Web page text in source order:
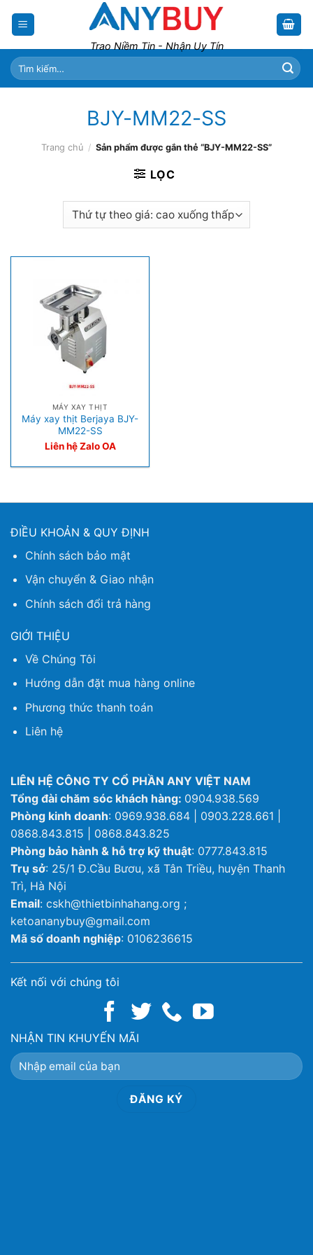
Trao Niềm Tin - Nhận Uy Tín
Tìm
kiếm:
BJY-MM22-SS
Trang chủ / Sản phẩm được gắn thẻ “BJY-MM22-SS”
LỌC
MÁY XAY THỊT
Máy xay thịt Berjaya BJY-
MM22-SS
Liên hệ Zalo OA
ĐIỀU KHOẢN & QUY ĐỊNH
Chính sách bảo mật
Vận chuyển & Giao nhận
Chính sách đổi trả hàng
GIỚI THIỆU
Về Chúng Tôi
Hướng dẫn đặt mua hàng online
Phương thức thanh toán
Liên hệ
LIÊN HỆ CÔNG TY CỔ PHẦN ANY VIỆT NAM
Tổng đài chăm sóc khách hàng: 0904.938.569
Phòng kinh doanh: 0969.938.684 | 0903.228.661 |
0868.843.815 | 0868.843.825
Phòng bảo hành & hỗ trợ kỹ thuật: 0777.843.815
Trụ sở: 25/1 Đ.Cầu Bươu, xã Tân Triều, huyện Thanh
Trì, Hà Nội
Email: cskh@thietbinhahang.org ;
ketoananybuy@gmail.com
Mã số doanh nghiệp: 0106236615
Kết nối với chúng tôi
NHẬN TIN KHUYẾN MÃI